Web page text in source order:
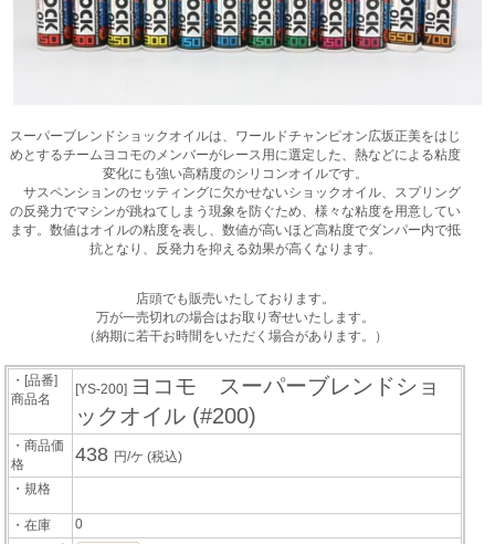
スーパーブレンドショックオイルは、ワールドチャンピオン広坂正美をはじ
めとするチームヨコモのメンバーがレース用に選定した、熱などによる粘度
変化にも強い高精度のシリコンオイルです。
サスペンションのセッティングに欠かせないショックオイル、スプリング
の反発力でマシンが跳ねてしまう現象を防ぐため、様々な粘度を用意してい
ます。数値はオイルの粘度を表し、数値が高いほど高粘度でダンパー内で抵
抗となり、反発力を抑える効果が高くなります。
店頭でも販売いたしております。
万が一売切れの場合はお取り寄せいたします。
（納期に若干お時間をいただく場合があります。）
・[品番]
商品名
[YS-200] ヨコモ スーパーブレンドショ
ックオイル (#200)
・商品価
格
438 円/ケ(税込)
・規格
・在庫
0